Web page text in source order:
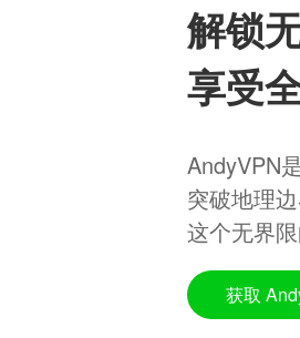
解锁
享受
AndyVPN
突破地理
这个无界
获取